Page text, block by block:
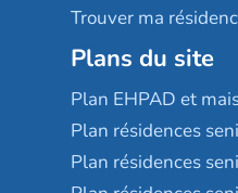
Trouver ma
Plans du site
Plan EHPAD et
Plan résidences
Plan résidences